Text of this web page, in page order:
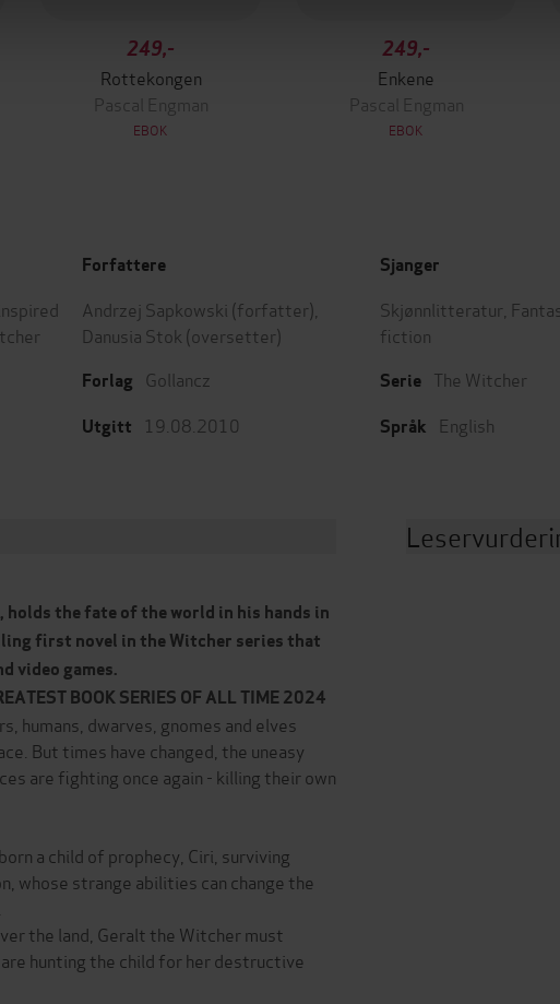
249,-
Rottekongen
Pascal Engman
EBOK
249,-
Enkene
Pascal Engman
EBOK
Forfattere
Andrzej Sapkowski (forfatter),
Danusia Stok (oversetter)
Forlag Gollancz
Utgitt 19.08.2010
Sjanger
Skjønnlitteratur
fiction
Serie The Witcher
Språk English
holds the fate of the world in his hands in
first novel in the Witcher series that
video games.
BOOK SERIES OF ALL TIME 2024
humans, dwarves, gnomes and elves
But times have changed, the uneasy
are fighting once again - killing their own
a child of prophecy, Ciri, surviving
whose strange abilities can change the
the land, Geralt the Witcher must
hunting the child for her destructive